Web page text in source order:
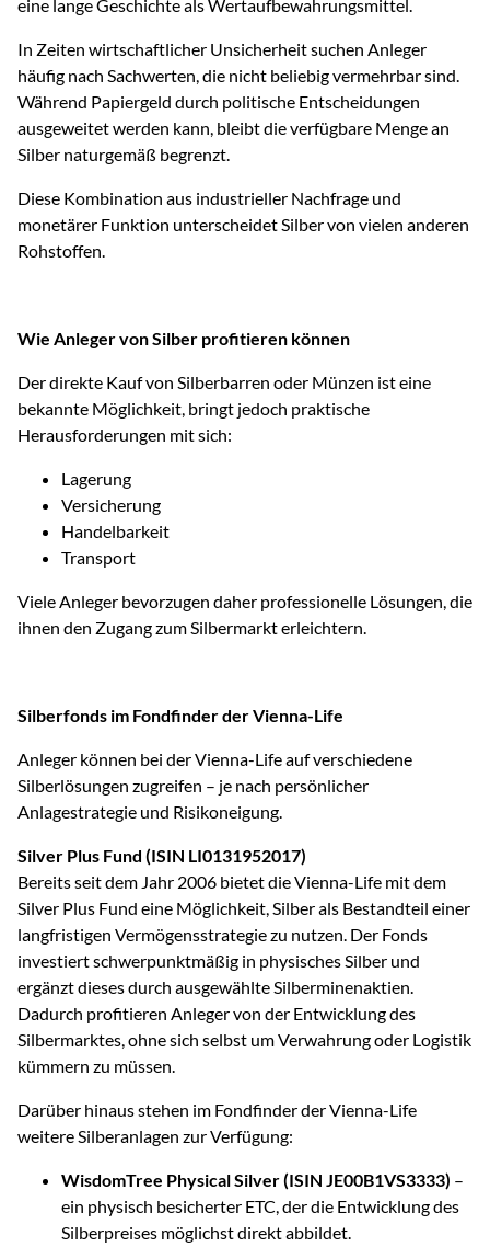
eine lange Geschichte als Wertaufbewahrungsmittel.
In Zeiten wirtschaftlicher Unsicherheit suchen Anleger
häufig nach Sachwerten, die nicht beliebig vermehrbar sind.
Während Papiergeld durch politische Entscheidungen
ausgeweitet werden kann, bleibt die verfügbare Menge an
Silber naturgemäß begrenzt.
Diese Kombination aus industrieller Nachfrage und
monetärer Funktion unterscheidet Silber von vielen anderen
Rohstoffen.
Wie Anleger von Silber profitieren können
Der direkte Kauf von Silberbarren oder Münzen ist eine
bekannte Möglichkeit, bringt jedoch praktische
Herausforderungen mit sich:
Lagerung
Versicherung
Handelbarkeit
Transport
Viele Anleger bevorzugen daher professionelle Lösungen, die
ihnen den Zugang zum Silbermarkt erleichtern.
Silberfonds im Fondfinder der Vienna-Life
Anleger können bei der Vienna-Life auf verschiedene
Silberlösungen zugreifen – je nach persönlicher
Anlagestrategie und Risikoneigung.
Silver Plus Fund (ISIN LI0131952017)
Bereits seit dem Jahr 2006 bietet die Vienna-Life mit dem
Silver Plus Fund eine Möglichkeit, Silber als Bestandteil einer
langfristigen Vermögensstrategie zu nutzen. Der Fonds
investiert schwerpunktmäßig in physisches Silber und
ergänzt dieses durch ausgewählte Silberminenaktien.
Dadurch profitieren Anleger von der Entwicklung des
Silbermarktes, ohne sich selbst um Verwahrung oder Logistik
kümmern zu müssen.
Darüber hinaus stehen im Fondfinder der Vienna-Life
weitere Silberanlagen zur Verfügung:
WisdomTree Physical Silver (ISIN JE00B1VS3333) –
ein physisch besicherter ETC, der die Entwicklung des
Silberpreises möglichst direkt abbildet.